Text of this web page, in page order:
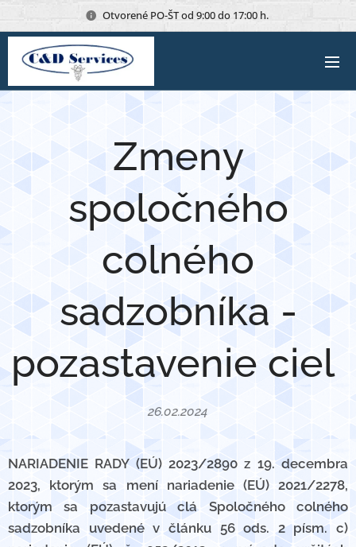
Otvorené PO-ŠT od 9:00 do 17:00 h.
Zmeny
spoločného
colného
sadzobníka -
pozastavenie ciel
26.02.2024
NARIADENIE RADY (EÚ) 2023/2890 z 19. decembra
2023, ktorým sa mení nariadenie (EÚ) 2021/2278,
ktorým sa pozastavujú clá Spoločného colného
sadzobníka uvedené v článku 56 ods. 2 písm. c)